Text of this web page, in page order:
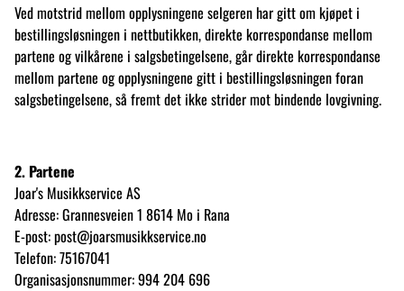
Ved motstrid mellom opplysningene selgeren har gitt om kjøpet i
bestillingsløsningen i nettbutikken, direkte korrespondanse mellom
partene og vilkårene i salgsbetingelsene, går direkte korrespondanse
mellom partene og opplysningene gitt i bestillingsløsningen foran
salgsbetingelsene, så fremt det ikke strider mot bindende lovgivning.
2. Partene
Joar's Musikkservice AS
Adresse: Grannesveien 1 8614 Mo i Rana
E-post: post@joarsmusikkservice.no
Telefon: 75167041
Organisasjonsnummer: 994 204 696